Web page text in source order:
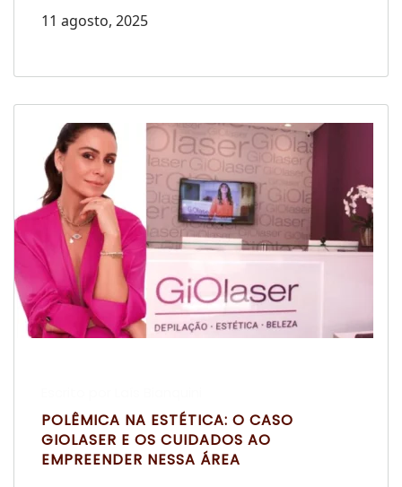
11 agosto, 2025
POLÊMICA NA ESTÉTICA: O CASO
GIOLASER E OS CUIDADOS AO
EMPREENDER NESSA ÁREA